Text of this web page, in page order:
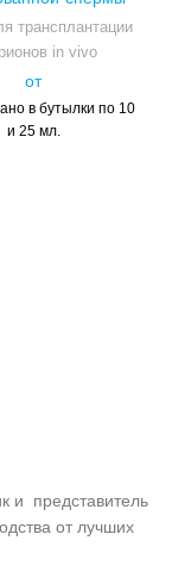
трансплантации
in vivo
от
в бутылки по 10
и 25 мл.
и представитель
от лучших